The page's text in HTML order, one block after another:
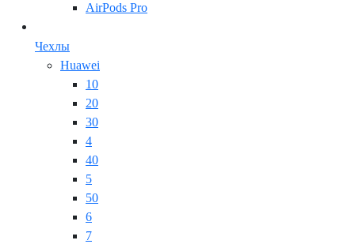
AirPods Pro
Чехлы
Huawei
10
20
30
4
40
5
50
6
7